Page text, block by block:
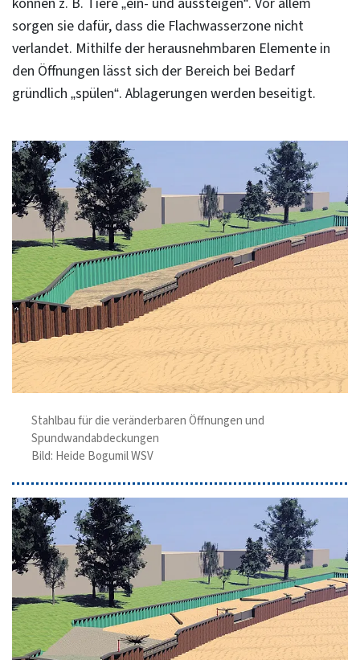
sorgen sie dafür, dass die Flachwasserzone nicht
verlandet. Mithilfe der herausnehmbaren Elemente in
den Öffnungen lässt sich der Bereich bei Bedarf
gründlich „spülen“. Ablagerungen werden beseitigt.
Stahlbau für die veränderbaren Öffnungen und
Spundwandabdeckungen
Bild: Heide Bogumil WSV